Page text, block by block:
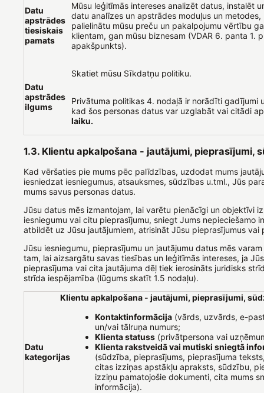
Datu
apstrādes
tiesiskais
pamats
Mūsu leģitīmās intereses analizēt datus, instalēt
datu analīzes un apstrādes moduļus un
palielinātu mūsu preču un pakalpojumu vērtību
klientam, gan mūsu biznesam (VDAR 6. panta 1.
apakšpunkts).
Datu
apstrādes
ilgums
Skatiet mūsu Sīkdatņu politiku.
Privātuma politikas 4. nodaļā ir norādīti gadījumi
kad šos personas datus var uzglabāt vai citādi
laiku.
1.3. Klientu apkalpošana - jautājumi, pieprasījumi,
Kad vēršaties pie mums pēc palīdzības, uzdodat mums
iesniedzat iesniegumus, atsauksmes, sūdzības u.tml., Jūs
mums savus personas datus.
Jūsu datus mēs izmantojam, lai varētu pienācīgi un objektīvi
iesniegumu vai citu pieprasījumu, sniegt Jums nepieciešamo
atbildēt uz Jūsu jautājumiem, atrisināt Jūsu pieprasījumus vai
Jūsu iesniegumu, pieprasījumu un jautājumu datus mēs
tam, lai aizsargātu savas tiesības un leģitīmās intereses, ja
pieprasījuma vai cita jautājuma dēļ tiek ierosināts juridisks
strīda iespējamība (lūgums skatīt 1.5 nodaļu).
Klientu apkalpošana - jautājumi, pieprasījumi,
Datu
kategorijas
Kontaktinformācija (vārds, uzvārds, e-
un/vai tālruņa numurs;
Klienta statuss (privātpersona vai
Klienta rakstveidā vai mutiski sniegtā
(sūdzība, pieprasījums, pieprasījuma
citas izziņas apstākļu apraksts, sūdzību,
izziņu pamatojošie dokumenti, cita mums
informācija).